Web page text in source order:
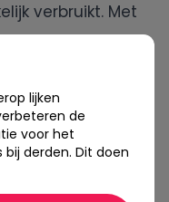
lijken
de
voor het
derden. Dit doen
verbruikt. Met
je dan aan het
betaalde